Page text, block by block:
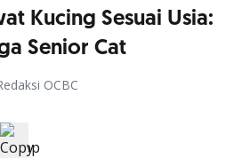
Kucing Sesuai Usia:
Senior Cat
OCBC